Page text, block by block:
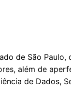
de São Paulo,
além de
de Dados,